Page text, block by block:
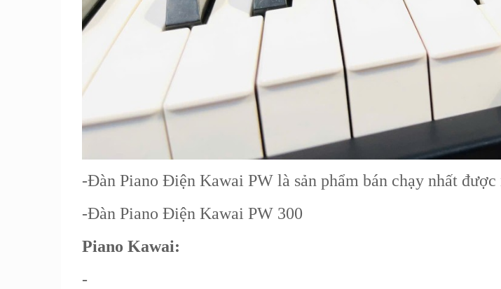
-Đàn Piano Điện Kawai PW là sản phẩm bán chạy nhất
-Đàn Piano Điện Kawai PW 300
Piano Kawai:
-